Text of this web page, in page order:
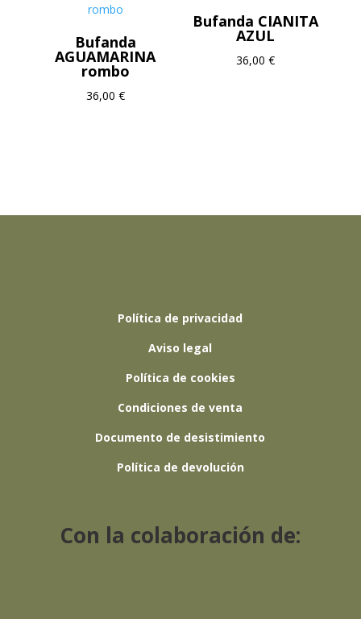
Bufanda
AGUAMARINA
rombo
36,00 €
Bufanda CIANITA
AZUL
36,00€
Política de privacidad
Aviso legal
Política de cookies
Condiciones de venta
Documento de desistimiento
Política de devolución
Con la colaboración de: